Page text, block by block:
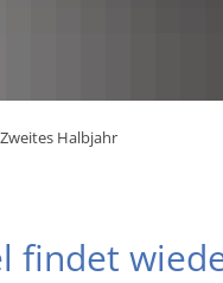
Halbjahr
findet